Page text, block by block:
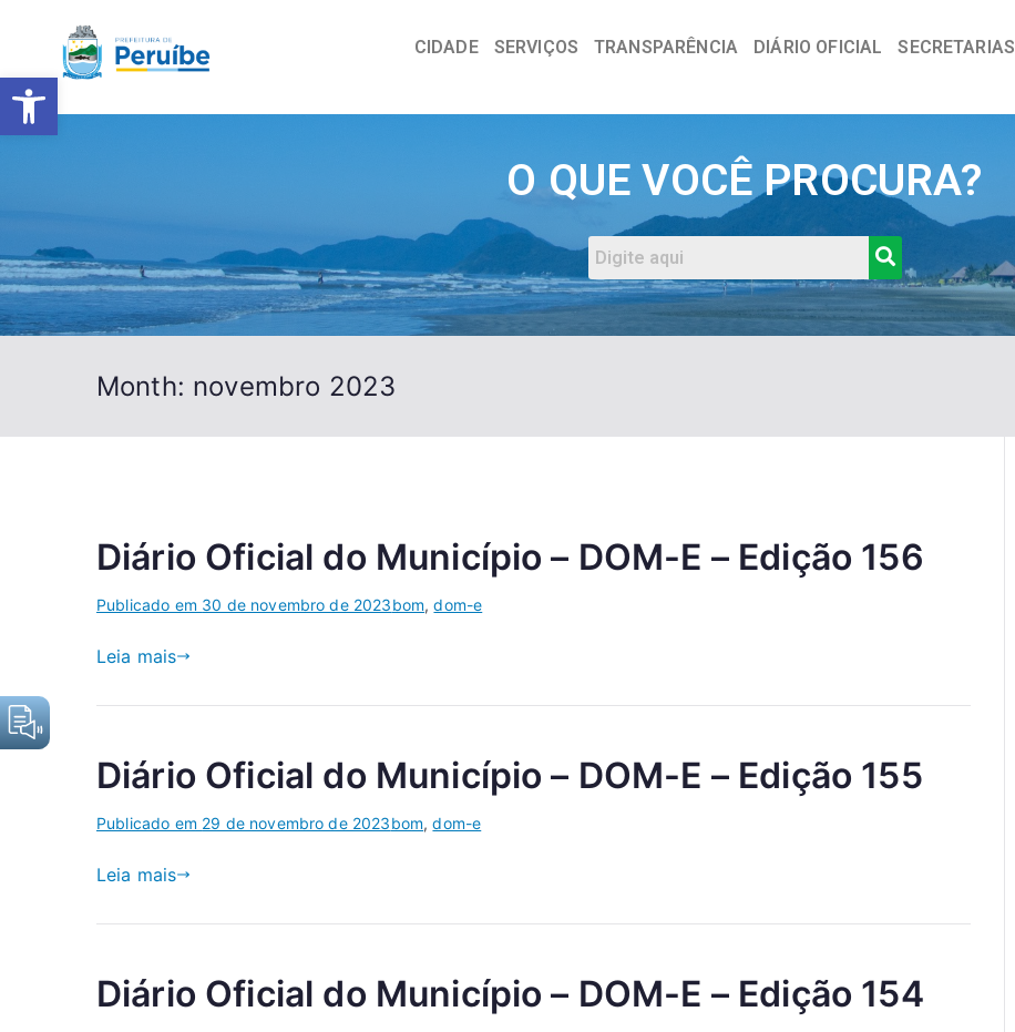
Barra de Ferramentas Aberta
CIDADE SERVIÇOS TRANSPARÊNCIA DIÁRIO OFICIAL SECRETARIAS
O QUE VOCÊ PROCURA?
Month: novembro 2023
Diário Oficial do Município – DOM-E – Edição 156
Publicado em 30 de novembro de 2023bom,dom-e
Leia mais
Diário Oficial do Município – DOM-E – Edição 155
Publicado em 29 de novembro de 2023bom,dom-e
Leia mais
Diário Oficial do Município – DOM-E – Edição 154